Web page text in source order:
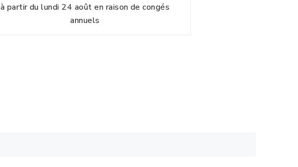
à partir du lundi 24 août en raison de congés
annuels